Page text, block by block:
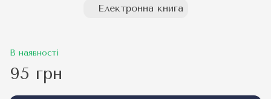
Електронна книга
В наявності
95 грн